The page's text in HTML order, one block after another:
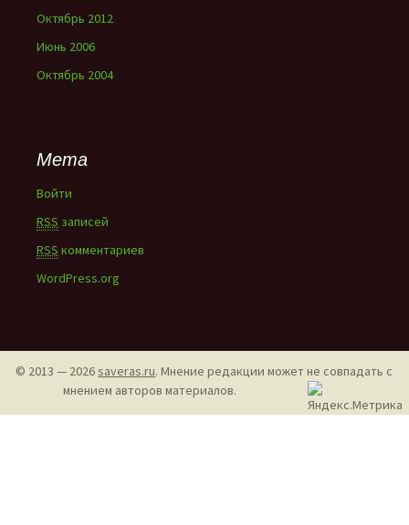
Октябрь 2012
Июнь 2006
Октябрь 2004
Мета
Войти
RSS записей
RSS комментариев
WordPress.org
© 2013 — 2026saveras.ru. Мнение редакции может не совпадать с
мнением авторов материалов.